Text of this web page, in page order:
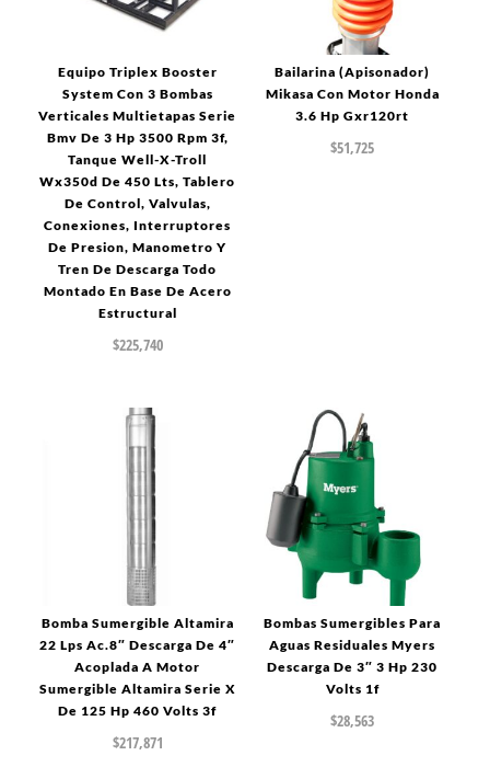
Equipo Triplex Booster
System Con 3 Bombas
Verticales Multietapas Serie
Bmv De 3 Hp 3500 Rpm 3f,
Tanque Well-X-Troll
Wx350d De 450 Lts, Tablero
De Control, Valvulas,
Conexiones, Interruptores
De Presion, Manometro Y
Tren De Descarga Todo
Montado En Base De Acero
Estructural
$225,740
Bailarina (Apisonador)
Mikasa Con Motor Honda
3.6 Hp Gxr120rt
$51,725
Bomba Sumergible Altamira
22 Lps Ac.8″ Descarga De 4″
Acoplada A Motor
Sumergible Altamira Serie X
De 125 Hp 460 Volts 3f
$217,871
Bombas Sumergibles Para
Aguas Residuales Myers
Descarga De 3″ 3 Hp 230
Volts 1f
$28,563